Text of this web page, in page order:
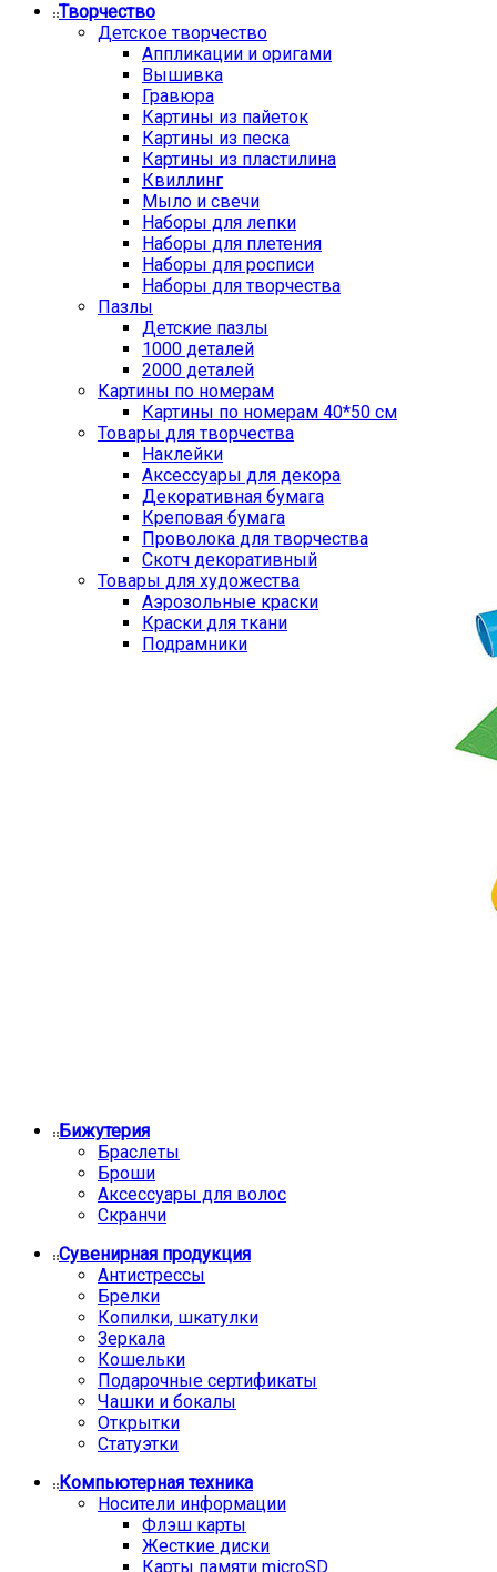
Творчество
Детское творчество
Аппликации и оригами
Вышивка
Гравюра
Картины из пайеток
Картины из песка
Картины из пластилина
Квиллинг
Мыло и свечи
Наборы для лепки
Наборы для плетения
Наборы для росписи
Наборы для творчества
Пазлы
Детские пазлы
1000 деталей
2000 деталей
Картины по номерам
Картины по номерам 40*50 см
Товары для творчества
Наклейки
Аксессуары для декора
Декоративная бумага
Креповая бумага
Проволока для творчества
Скотч декоративный
Товары для художества
Аэрозольные краски
Краски для ткани
Подрамники
Бижутерия
Браслеты
Броши
Аксессуары для волос
Скранчи
Сувенирная продукция
Антистрессы
Брелки
Копилки, шкатулки
Зеркала
Кошельки
Подарочные сертификаты
Чашки и бокалы
Открытки
Статуэтки
Компьютерная техника
Носители информации
Флэш карты
Жесткие диски
Карты памяти microSD